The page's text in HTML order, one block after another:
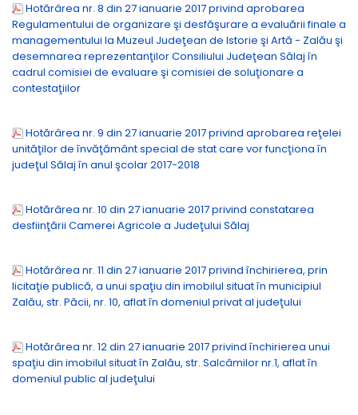
Hotărârea nr. 8 din 27 ianuarie 2017 privind aprobarea
Regulamentului de organizare şi desfăşurare a evaluării finale a
managementului la Muzeul Judeţean de Istorie şi Artă - Zalău şi
desemnarea reprezentanţilor Consiliului Judeţean Sălaj în
cadrul comisiei de evaluare şi comisiei de soluţionare a
contestaţiilor
Hotărârea nr. 9 din 27 ianuarie 2017 privind aprobarea reţelei
unităţilor de învăţământ special de stat care vor funcţiona în
judeţul Sălaj în anul şcolar 2017-2018
Hotărârea nr. 10 din 27 ianuarie 2017 privind constatarea
desfiinţării Camerei Agricole a Judeţului Sălaj
Hotărârea nr. 11 din 27 ianuarie 2017 privind închirierea, prin
licitaţie publică, a unui spaţiu din imobilul situat în municipiul
Zalău, str. Păcii, nr. 10, aflat în domeniul privat al judeţului
Hotărârea nr. 12 din 27 ianuarie 2017 privind închirierea unui
spaţiu din imobilul situat în Zalău, str. Salcâmilor nr.1, aflat în
domeniul public al judeţului